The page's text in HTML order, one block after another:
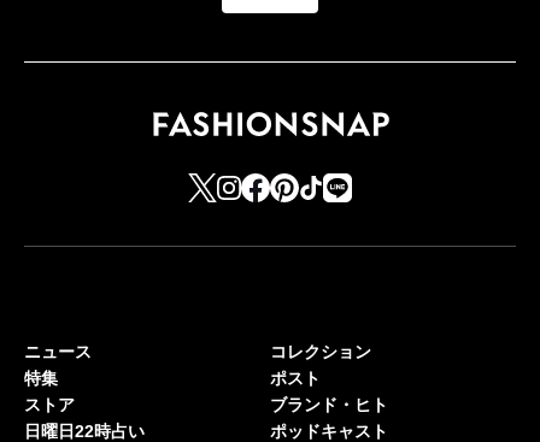
ニュース
特集
ストア
日曜日22時占い
コレクション
ポスト
ブランド・ヒト
ポッドキャスト